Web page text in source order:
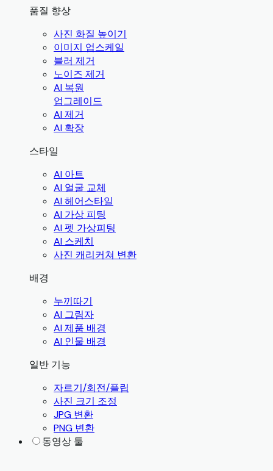
품질 향상
사진 화질 높이기
이미지 업스케일
블러 제거
노이즈 제거
AI 복원
업그레이드
AI 제거
AI 확장
스타일
AI 아트
AI 얼굴 교체
AI 헤어스타일
AI 가상 피팅
AI 펫 가상피팅
AI 스케치
사진 캐리커쳐 변환
배경
누끼따기
AI 그림자
AI 제품 배경
AI 인물 배경
일반 기능
자르기/회전/플립
사진 크기 조정
JPG 변환
PNG 변환
동영상 툴